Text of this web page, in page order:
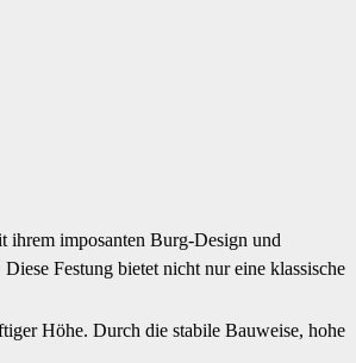
imposanten Burg-Design und
Festung bietet nicht nur eine klassische
Höhe. Durch die stabile Bauweise, hohe